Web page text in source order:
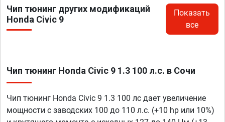
Чип тюнинг других модификаций
Honda Civic 9
Показать
все
Чип тюнинг Honda Civic 9 1.3 100 л.с. в Сочи
Чип тюнинг Honda Civic 9 1.3 100 лс дает увеличение
мощности с заводских 100 до 110 л.с. (+10 hp или 10%)